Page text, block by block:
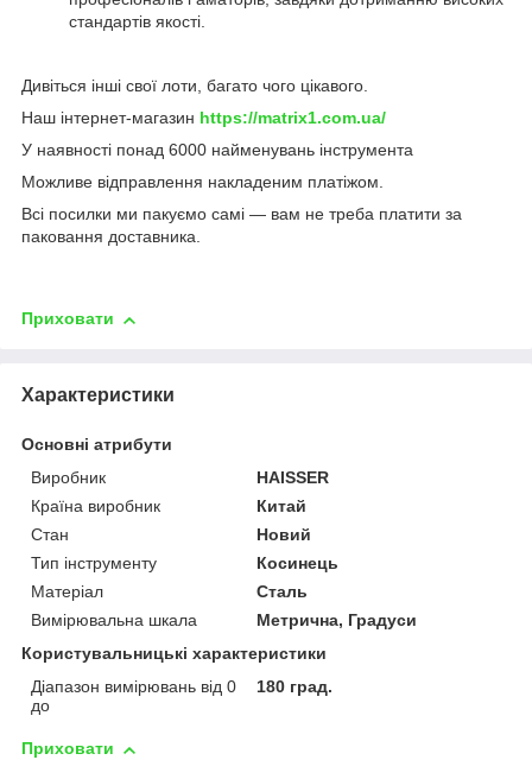
стандартів якості.
Дивіться інші свої лоти, багато чого цікавого.
Наш інтернет-магазин https://matrix1.com.ua/
У наявності понад 6000 найменувань інструмента
Можливе відправлення накладеним платіжом.
Всі посилки ми пакуємо самі — вам не треба платити за
паковання доставника.
Приховати
Характеристики
Основні атрибути
Виробник
HAISSER
Країна виробник
Китай
Стан
Новий
Тип інструменту
Косинець
Матеріал
Сталь
Вимірювальна шкала
Метрична, Градуси
Користувальницькі характеристики
Діапазон вимірювань від 0
до
180 град.
Приховати